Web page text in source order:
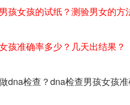
孩女孩的试纸？测验男女的方
孩准确率多少？几天出结果？
dna检查？dna检查男孩女孩准